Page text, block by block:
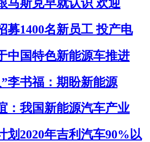
马斯克早就认识 欢迎
募1400名新员工 投产电
中国特色新能源车推进
李书福：期盼新能源
：我国新能源汽车产业
划2020年吉利汽车90%以